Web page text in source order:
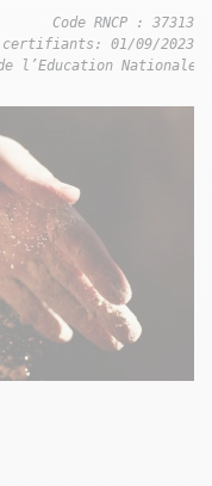
Code RNCP : 37313
certifiants: 01/09/2023
l’Education Nationale